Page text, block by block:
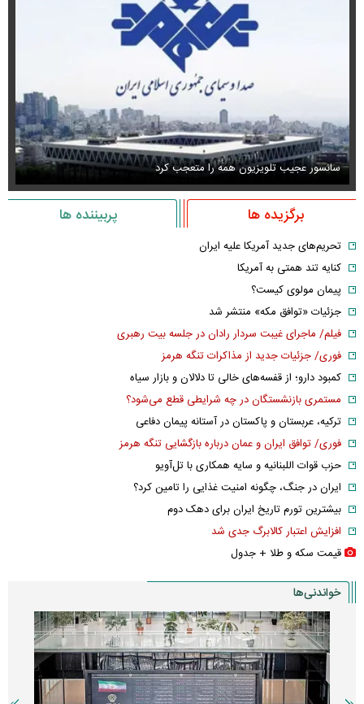
سانسور عجیب تلویزیون همه را متعجب کرد
برگزیده ها پربیننده ها
تحریم‌های جدید آمریکا علیه ایران
کنایه تند همتی به آمریکا
پیمان مولوی کیست؟
جزئیات «توافق مکه» منتشر شد
فیلم/ ماجرای غیبت سردار رادان در جلسه بیت رهبری
فوری/ جزئیات جدید از مذاکرات تنگه هرمز
کمبود دارو؛ از قفسه‌های خالی تا دلالان و بازار سیاه
مستمری بازنشستگان در چه شرایطی قطع می‌شود؟
ترکیه، عربستان و پاکستان در آستانه پیمان دفاعی
فوری/ توافق ایران و عمان درباره بازگشایی تنگه هرمز
حزب قوات اللبنانیه و سایه همکاری با تل‌آویو
ایران در جنگ، چگونه امنیت غذایی را تامین کرد؟
بیشترین تورم تاریخ ایران برای دهک دوم
افزایش اعتبار کالابرگ جدی شد
قیمت سکه و طلا + جدول
خواندنی‌ها